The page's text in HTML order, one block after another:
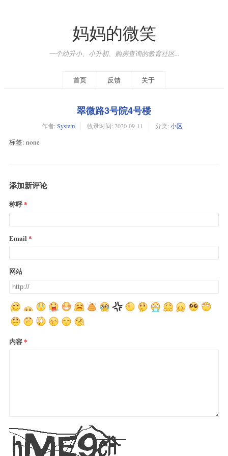
妈妈的微笑
一个幼升小、小升初、购房查询的教育社区...
首页 反馈 关于
翠微路3号院4号楼
作者: System 收录时间: 2020-09-11 分类: 小区
标签: none
添加新评论
称呼
Email
网站
内容